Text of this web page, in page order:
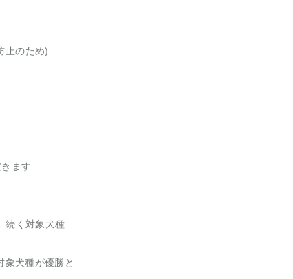
止のため)
ます
続く対象犬種
象犬種が優勝と